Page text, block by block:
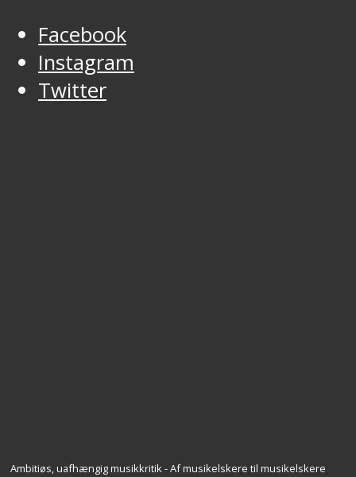
Facebook
Instagram
Twitter
Ambitiøs, uafhængig musikkritik - Af musikelskere til musikelskere